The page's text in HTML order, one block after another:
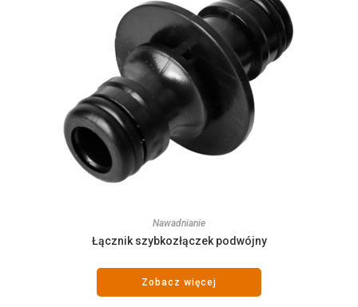
Nawadnianie
Łącznik szybkozłączek podwójny
Zobacz więcej